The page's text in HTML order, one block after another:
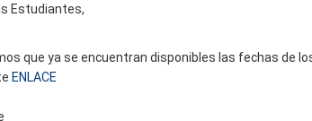
Estudiantes,
que ya se encuentran disponibles las fechas de
ENLACE